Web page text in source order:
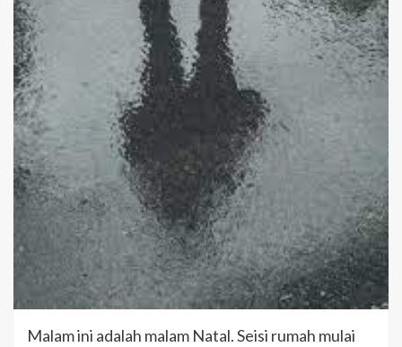
Malam ini adalah malam Natal. Seisi rumah mulai